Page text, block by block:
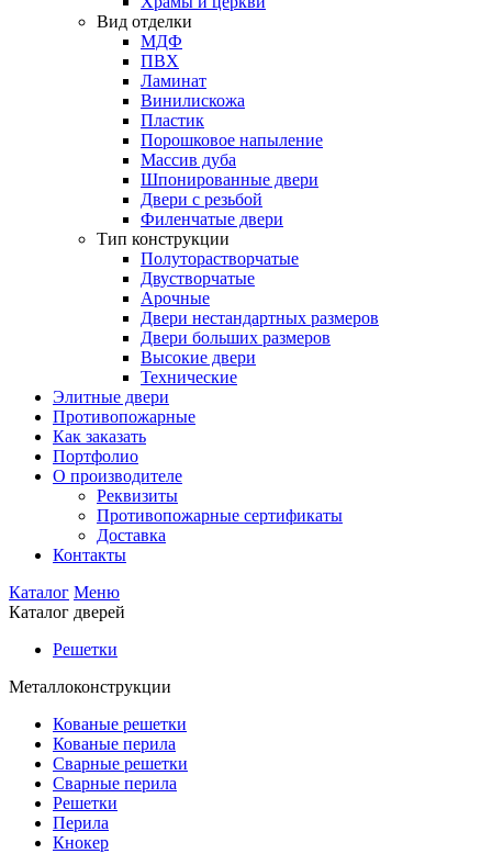
Вид отделки
МДФ
ПВХ
Ламинат
Винилискожа
Пластик
Порошковое напыление
Массив дуба
Шпонированные двери
Двери с резьбой
Филенчатые двери
Тип конструкции
Полуторастворчатые
Двустворчатые
Арочные
Двери нестандартных размеров
Двери больших размеров
Высокие двери
Технические
Элитные двери
Противопожарные
Как заказать
Портфолио
О производителе
Реквизиты
Противопожарные сертификаты
Доставка
Контакты
Каталог Меню
Каталог дверей
Решетки
Металлоконструкции
Кованые решетки
Кованые перила
Сварные решетки
Сварные перила
Решетки
Перила
Кнокер